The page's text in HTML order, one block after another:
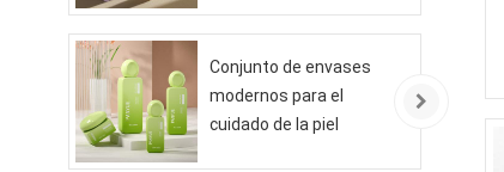
Conjunto de envases
modernos para el
cuidado de la piel